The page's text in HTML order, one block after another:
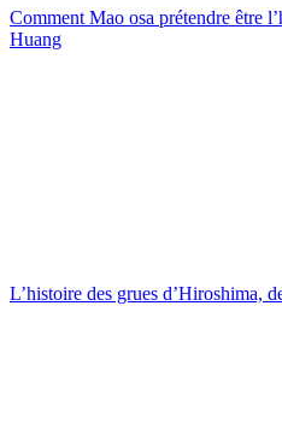
Comment Mao osa prétendre être
Huang
L’histoire des grues d’Hiroshima,